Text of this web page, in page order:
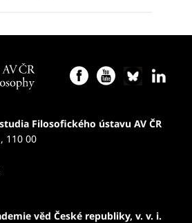
Filosofického ústavu AV ČR
110 00
věd České republiky, v. v. i.